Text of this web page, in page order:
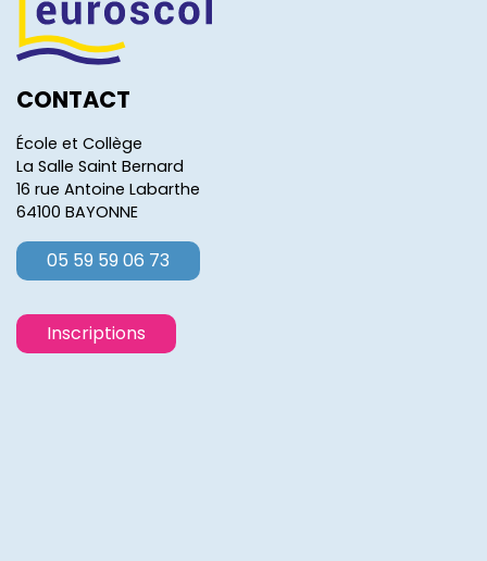
CONTACT
École et Collège
La Salle Saint Bernard
16 rue Antoine Labarthe
64100 BAYONNE
05 59 59 06 73
Inscriptions